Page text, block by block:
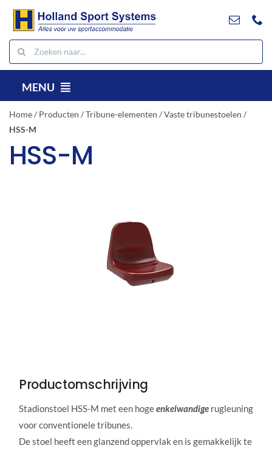
inhoud
Zoeken
naar:
MENU
NL
Producten
Projecten
Home/ Producten /Tribune-elementen /Vaste tribunestoelen /
HSS-M
HSS-M
Productomschrijving
Stadionstoel HSS-M met een hogeenkelwandigerugleuning
voor conventionele tribunes.
De stoel heeft een glanzend oppervlak en is gemakkelijk te